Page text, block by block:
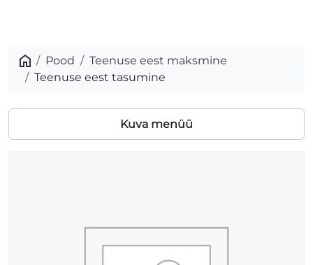
tasumine
Pood
Teenuse eest maksmine
Teenuse eest tasumine
Kuva menüü